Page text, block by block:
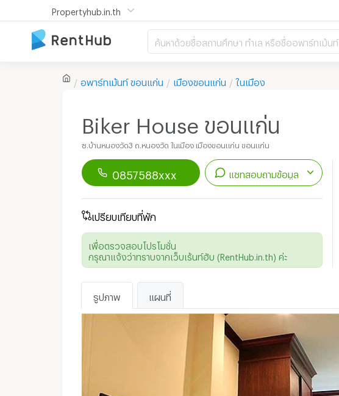
Propertyhub.in.th
ค้นหาด้วยชื่อสถานศึกษา ทำเล หรือชื่ออพาร์ทเม้นท์
อพาร์ทเม้นท์ ขอนแก่น เมืองขอนแก่น ในเมือง
Biker House ขอนแก่น
ซ.บ้านหนองวัด3 ถ.หนองวัด ในเมือง เมืองขอนแก่น ขอนแก่น
0857588xxx แชทสอบถามข้อมูล
เพื่อเริ่มแชทกับอพาร์ทเม้นท์นี้
เปรียบเทียบที่พัก
เพื่อตรวจสอบโปรโมชั่น
กรุณาแจ้งว่าทราบจากเว็บเร้นท์ฮับ (RentHub.in.th) ค่ะ
รูปภาพ แผนที่